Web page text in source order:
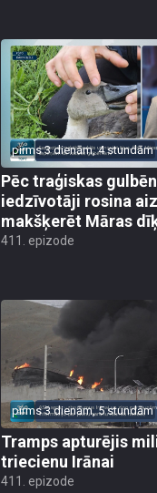
pirms 3 dienām, 4 stundām
Pēc traģiskas
iedzīvotāji rosina
makšķerēt Māras
411. epizode
pirms 3 dienām, 5 stundām
Tramps apturējis
triecienu Irānai
411. epizode